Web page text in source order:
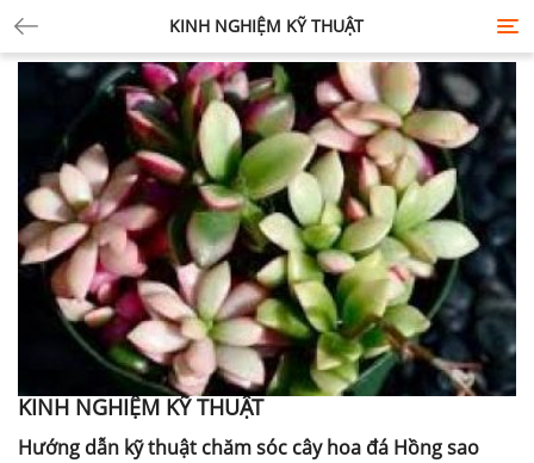
KINH NGHIỆM KỸ THUẬT
KINH NGHIỆM KỸ THUẬT
Hướng dẫn kỹ thuật chăm sóc cây hoa đá Hồng sao